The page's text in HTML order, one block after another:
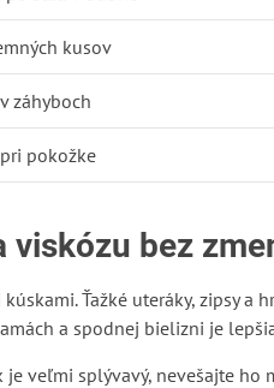
kusov
záhyboch
pokožke
bez
Ťažké uteráky, zipsy a
a spodnej bielizni je
veľmi splývavý, nevešajte